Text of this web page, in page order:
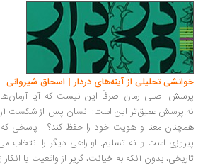
تحلیلی از آینه‌های دردار | اسحاق شیروانی
اصلی رمان صرفاً این نیست که آیا آرمان‌ها
عمیق‌تر این است: انسان پس از شکست آرمان‌ها
معنا و هویت خود را حفظ کند؟... پاسخی که ابراهیم
است و نه تسلیم. او راهی دیگر را انتخاب
بدون آنکه به خیانت، گریز از واقعیت یا انکار زندگی